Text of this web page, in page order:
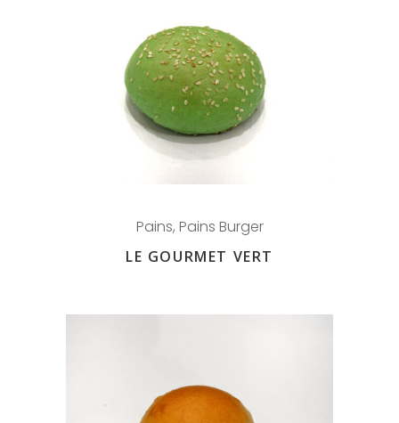
Pains, Pains Burger
LE GOURMET VERT